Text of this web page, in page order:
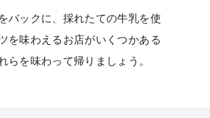
バックに、採れたての牛乳を使
を味わえるお店がいくつかある
らを味わって帰りましょう。